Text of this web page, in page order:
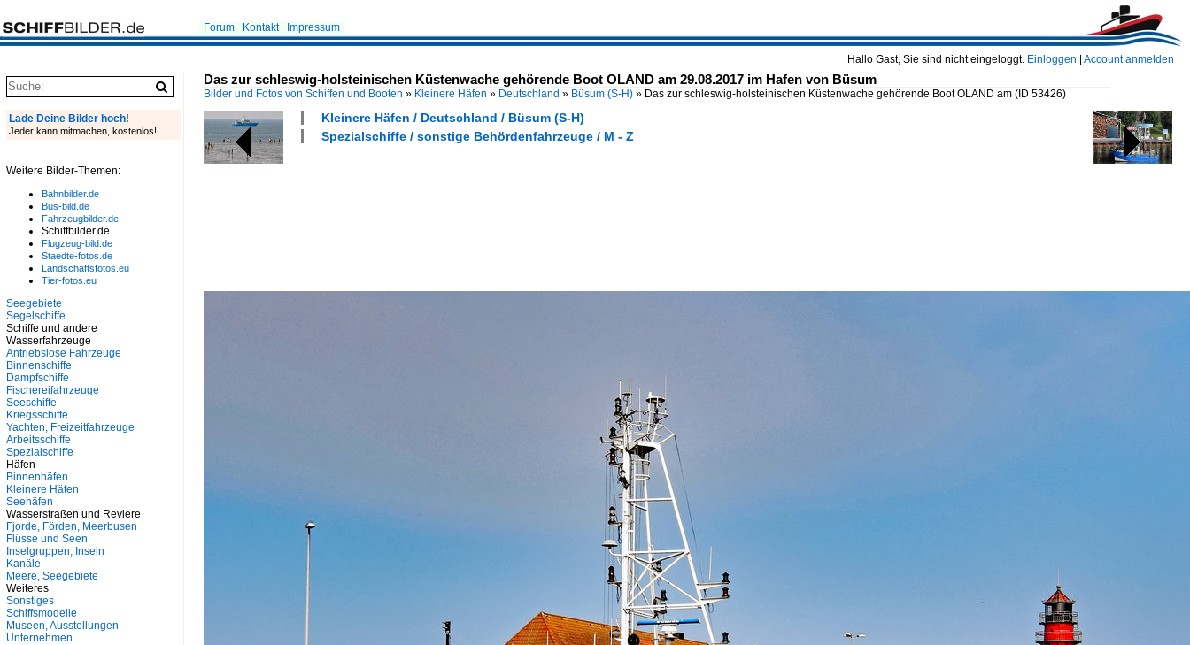
Hallo Gast, Sie sind nicht eingeloggt. Einloggen Account anmelden
Forum Kontakt Impressum
Das zur schleswig-holsteinischen Küstenwache gehörende Boot OLAND am 29.08.2017 im Hafen von Büsum
Bilder und Fotos von Schiffen und Booten » Kleinere Häfen » Deutschland » Büsum (S-H) » Das zur schleswig-holsteinischen Küstenwache gehörende Boot OLAND am (ID 53426)
Kleinere Häfen / Deutschland / Büsum (S-H)
Spezialschiffe / sonstige Behördenfahrzeuge / M - Z
Lade Deine Bilder hoch!
Jeder kann mitmachen, kostenlos!
Weitere Bilder-Themen:
Bahnbilder.de
Bus-bild.de
Fahrzeugbilder.de
Schiffbilder.de
Flugzeug-bild.de
Staedte-fotos.de
Landschaftsfotos.eu
Tier-fotos.eu
Seegebiete
Segelschiffe
Schiffe und andere
Wasserfahrzeuge
Antriebslose Fahrzeuge
Binnenschiffe
Dampfschiffe
Fischereifahrzeuge
Seeschiffe
Kriegsschiffe
Yachten, Freizeitfahrzeuge
Arbeitsschiffe
Spezialschiffe
Häfen
Binnenhäfen
Kleinere Häfen
Seehäfen
Wasserstraßen und Reviere
Fjorde, Förden, Meerbusen
Flüsse und Seen
Inselgruppen, Inseln
Kanäle
Meere, Seegebiete
Weiteres
Sonstiges
Schiffsmodelle
Museen, Ausstellungen
Unternehmen